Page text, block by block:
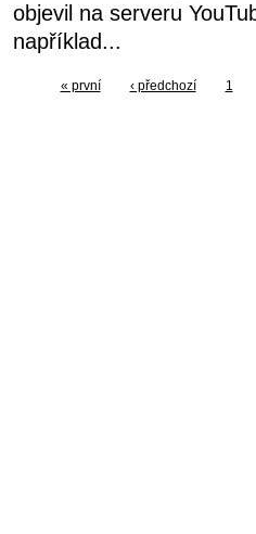
objevil na serveru
například...
« první ‹ předchozí 1